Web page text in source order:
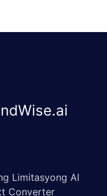
Limitasyong AI
Converter